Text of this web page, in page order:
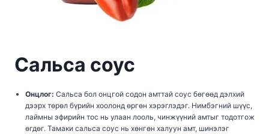
Сальса соус
Онцлог: Сальса бол онцгой содон амттай соус бөгөөд дэлхий
дээрх төрөл бүрийн хоолонд өргөн хэрэглэдэг. Нимбэгний шүүс,
лаймны эфирийн тос нь улаан лооль, чинжүүний амтыг тодотгож
өгдөг. Тамаки сальса соус нь хөнгөн халуун амт, шинэлэг